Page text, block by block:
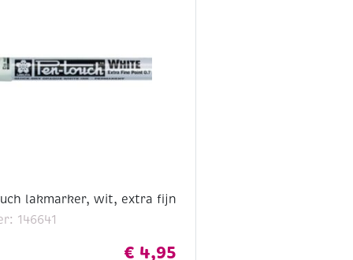
st
aantal
lakmarker, wit, extra fijn
146641
€ 4,95